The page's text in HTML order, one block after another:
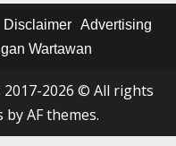
Disclaimer Advertising
Wartawan
2026 © All rights
by AF themes.